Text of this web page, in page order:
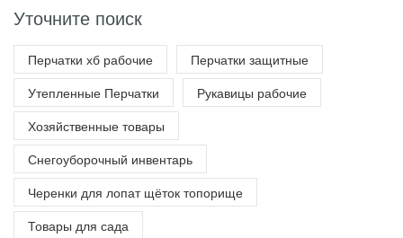
Уточните поиск
Перчатки хб рабочие
Перчатки защитные
Утепленные Перчатки
Рукавицы рабочие
Хозяйственные товары
Снегоуборочный инвентарь
Черенки для лопат щёток топорище
Товары для сада